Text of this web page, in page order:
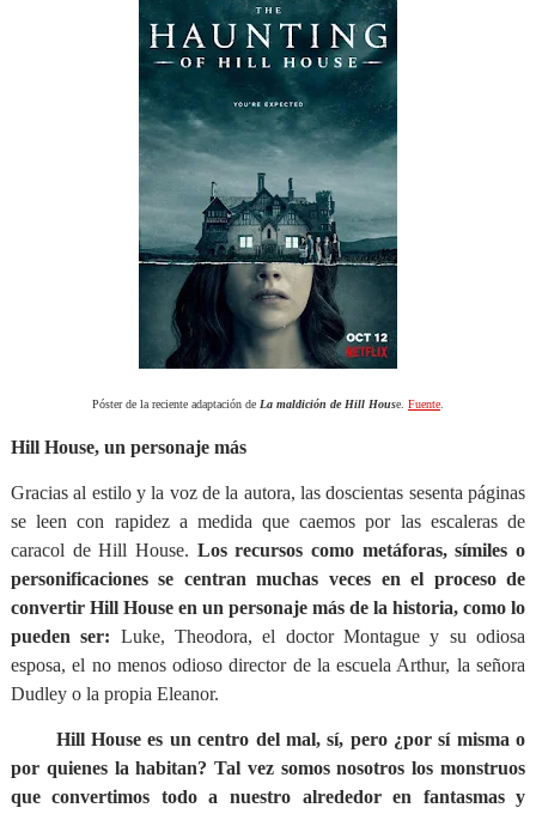
Póster de la reciente adaptación de La maldición de Hill House. Fuente.
Hill House, un personaje más
Gracias al estilo y la voz de la autora, las doscientas sesenta páginas
se leen con rapidez a medida que caemos por las escaleras de
caracol de Hill House. Los recursos como metáforas, símiles o
personificaciones se centran muchas veces en el proceso de
convertir Hill House en un personaje más de la historia, como lo
pueden ser: Luke, Theodora, el doctor Montague y su odiosa
esposa, el no menos odioso director de la escuela Arthur, la señora
Dudley o la propia Eleanor.
Hill House es un centro del mal, sí, pero ¿por sí misma o
por quienes la habitan? Tal vez somos nosotros los monstruos
que convertimos todo a nuestro alrededor en fantasmas y